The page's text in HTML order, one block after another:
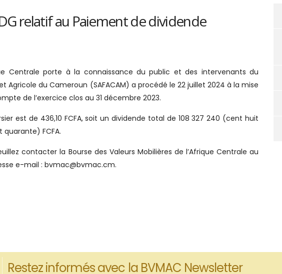
relatif au Paiement de dividende
Centrale porte à la connaissance du public et des intervenants du
Agricole du Cameroun (SAFACAM) a procédé le 22 juillet 2024 à la mise
de l’exercice clos au 31 décembre 2023.
est de 436,10 FCFA, soit un dividende total de 108 327 240 (cent huit
FCFA.
contacter la Bourse des Valeurs Mobilières de l’Afrique Centrale au
e-mail : bvmac@bvmac.cm.
Restez informés avec la BVMAC Newsletter